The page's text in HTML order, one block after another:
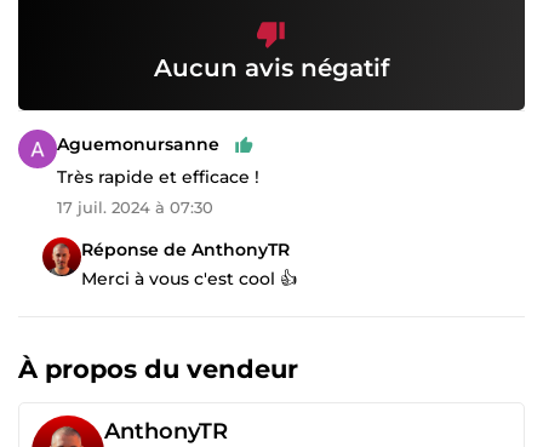
Aucun avis négatif
Aguemonursanne
Très rapide et efficace !
17 juil. 2024 à 07:30
Réponse de AnthonyTR
Merci à vous c'est cool 👍
À propos du vendeur
AnthonyTR